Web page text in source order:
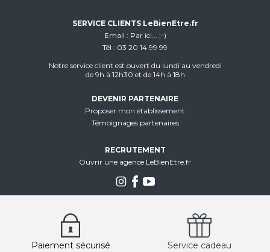
SERVICE CLIENTS LeBienEtre.fr
Email
Par ici... ;-)
Tél
03 20 14 99 99
Notre service client est ouvert du lundi au vendredi
de 9h à 12h30 et de 14h à 18h
DEVENIR PARTENAIRE
Proposer mon établissement
Témoignages partenaires
RECRUTEMENT
Ouvrir une agence LeBienEtre.fr
Paiement sécurisé Service cadeau